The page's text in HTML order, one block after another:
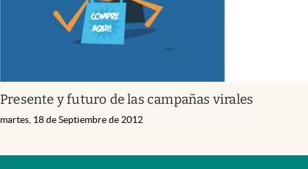
Presente y futuro de las campañas virales
martes, 18 de Septiembre de 2012